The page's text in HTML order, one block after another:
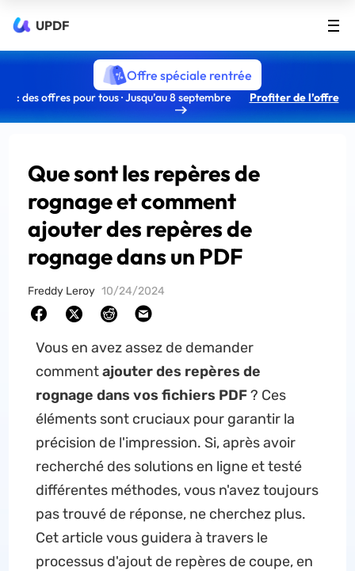
UPDF
Offre spéciale rentrée
: des offres pour tous · Jusqu’au 8 septembre Profiter de l’offre
Que sont les repères de
rognage et comment
ajouter des repères de
rognage dans un PDF
Freddy Leroy 10/24/2024
Vous en avez assez de demander
commentajouter des repères de
rognage dans vos fichiers PDF? Ces
éléments sont cruciaux pour garantir la
précision de l'impression. Si, après avoir
recherché des solutions en ligne et testé
différentes méthodes, vous n'avez toujours
pas trouvé de réponse, ne cherchez plus.
Cet article vous guidera à travers le
processus d'ajout de repères de coupe, en